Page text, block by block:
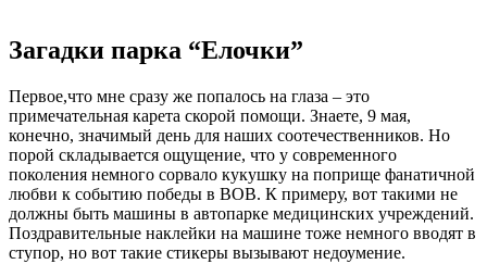
Загадки парка “Елочки”
Первое,что мне сразу же попалось на глаза – это
примечательная карета скорой помощи. Знаете, 9 мая,
конечно, значимый день для наших соотечественников. Но
порой складывается ощущение, что у современного
поколения немного сорвало кукушку на поприще фанатичной
любви к событию победы в ВОВ. К примеру, вот такими не
должны быть машины в автопарке медицинских учреждений.
Поздравительные наклейки на машине тоже немного вводят в
ступор, но вот такие стикеры вызывают недоумение.